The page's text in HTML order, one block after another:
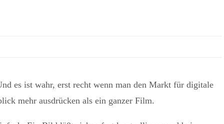
es ist wahr, erst recht wenn man den Markt für digitale
mehr ausdrücken als ein ganzer Film.